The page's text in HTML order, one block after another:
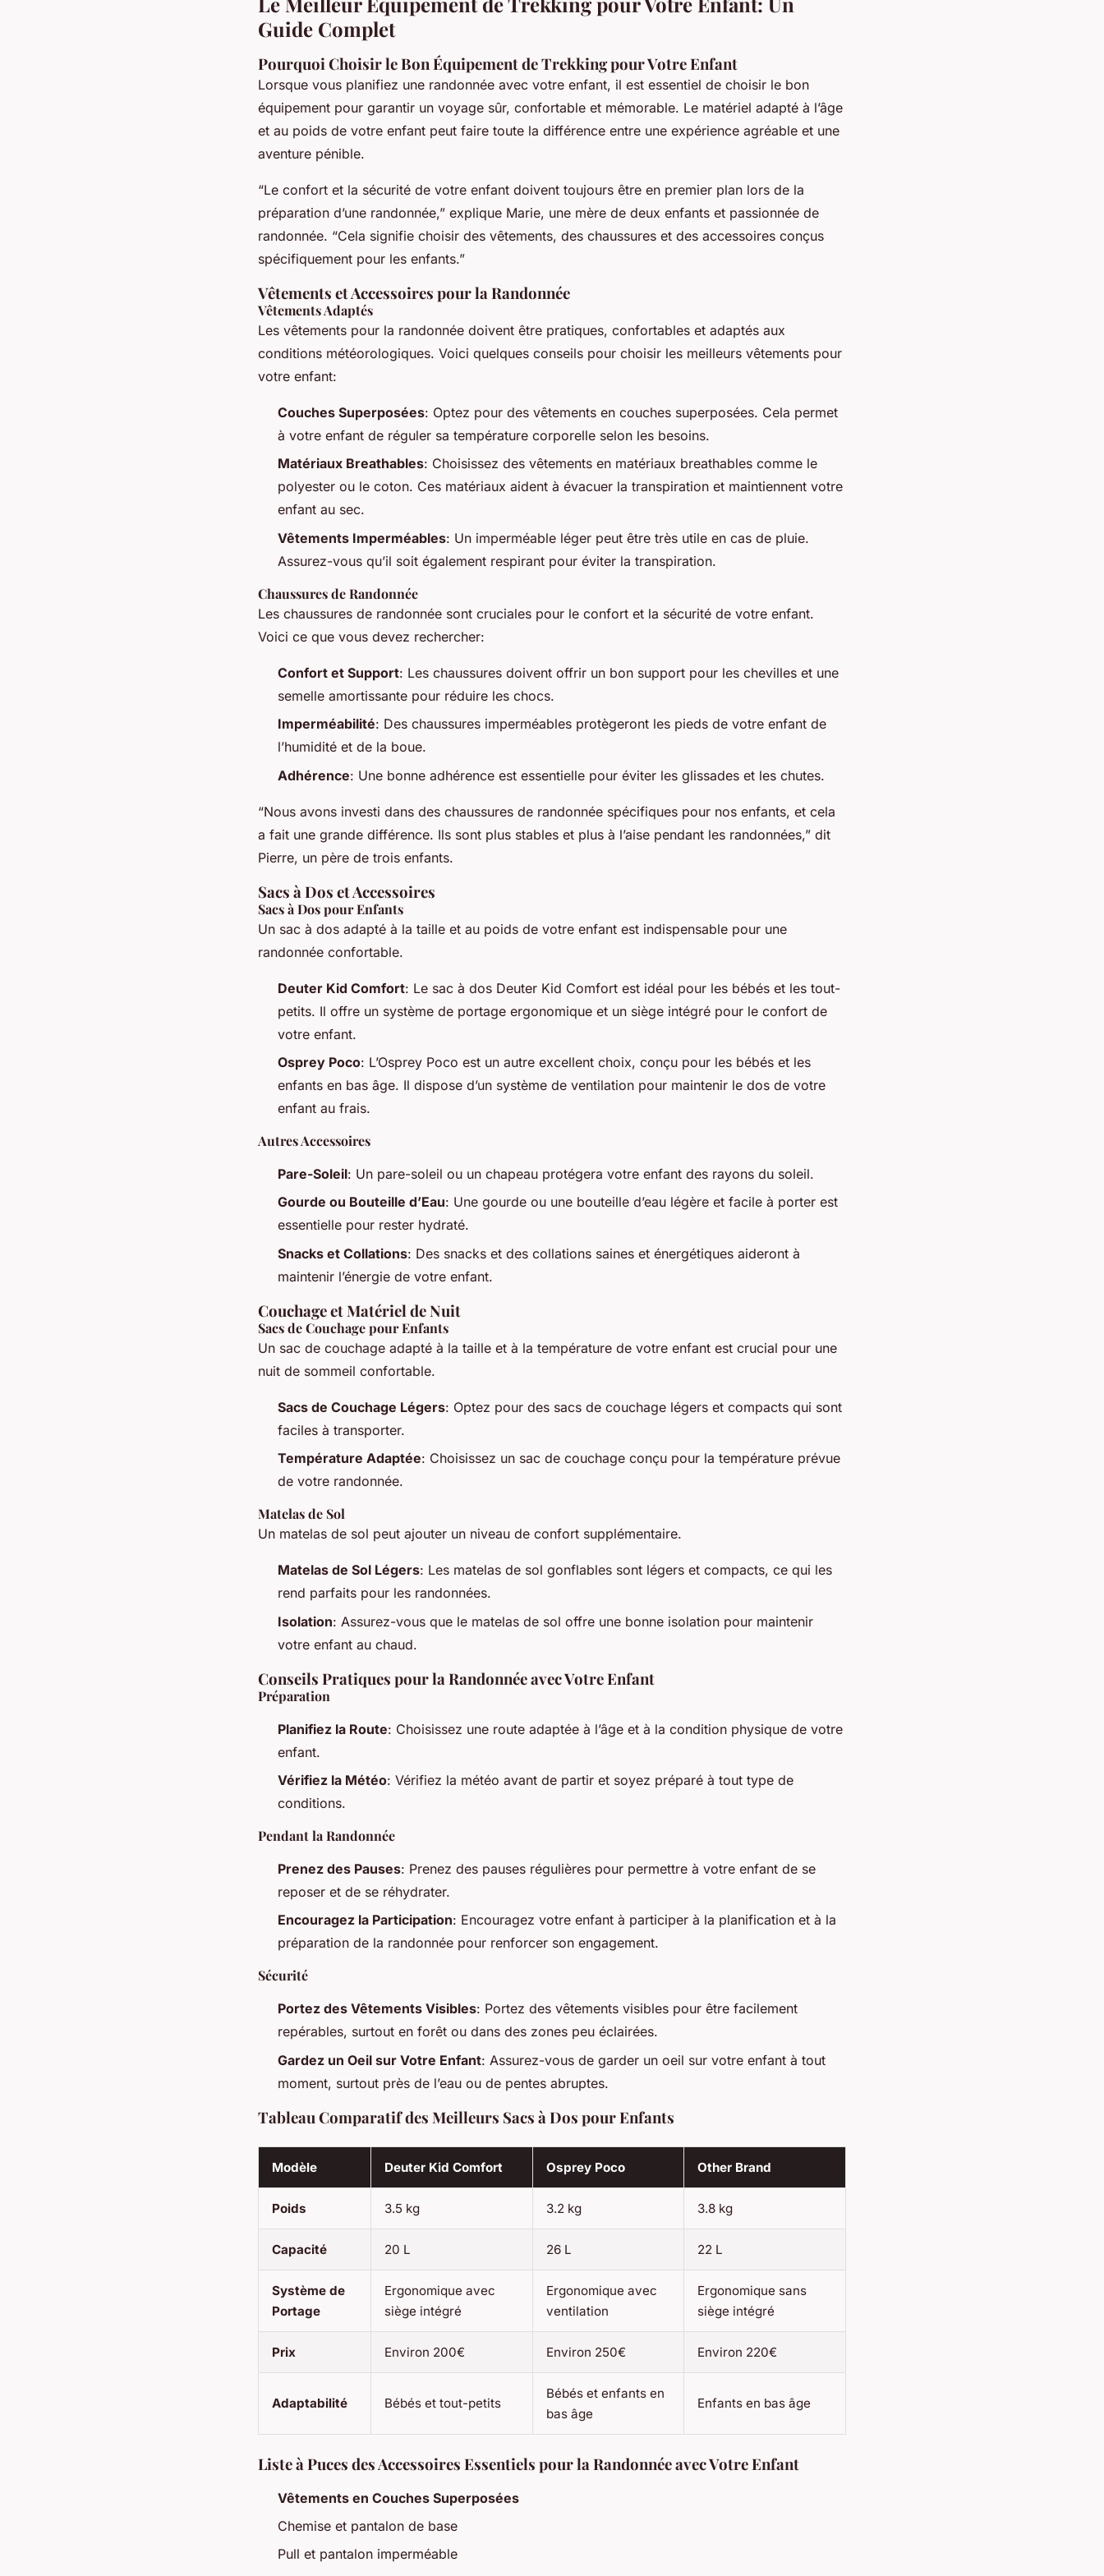
Guide Complet
Pourquoi Choisir le Bon Équipement de Trekking pour Votre Enfant
Lorsque vous planifiez une randonnée avec votre enfant, il est essentiel de choisir le bon
équipement pour garantir un voyage sûr, confortable et mémorable. Le matériel adapté à l’âge
et au poids de votre enfant peut faire toute la différence entre une expérience agréable et une
aventure pénible.
“Le confort et la sécurité de votre enfant doivent toujours être en premier plan lors de la
préparation d’une randonnée,” explique Marie, une mère de deux enfants et passionnée de
randonnée. “Cela signifie choisir des vêtements, des chaussures et des accessoires conçus
spécifiquement pour les enfants.”
Vêtements et Accessoires pour la Randonnée
Vêtements Adaptés
Les vêtements pour la randonnée doivent être pratiques, confortables et adaptés aux
conditions météorologiques. Voici quelques conseils pour choisir les meilleurs vêtements pour
votre enfant:
Couches Superposées: Optez pour des vêtements en couches superposées. Cela permet
à votre enfant de réguler sa température corporelle selon les besoins.
Matériaux Breathables: Choisissez des vêtements en matériaux breathables comme le
polyester ou le coton. Ces matériaux aident à évacuer la transpiration et maintiennent votre
enfant au sec.
Vêtements Imperméables: Un imperméable léger peut être très utile en cas de pluie.
Assurez-vous qu’il soit également respirant pour éviter la transpiration.
Chaussures de Randonnée
Les chaussures de randonnée sont cruciales pour le confort et la sécurité de votre enfant.
Voici ce que vous devez rechercher:
Confort et Support: Les chaussures doivent offrir un bon support pour les chevilles et une
semelle amortissante pour réduire les chocs.
Imperméabilité: Des chaussures imperméables protègeront les pieds de votre enfant de
l’humidité et de la boue.
Adhérence: Une bonne adhérence est essentielle pour éviter les glissades et les chutes.
“Nous avons investi dans des chaussures de randonnée spécifiques pour nos enfants, et cela
a fait une grande différence. Ils sont plus stables et plus à l’aise pendant les randonnées,” dit
Pierre, un père de trois enfants.
Sacs à Dos et Accessoires
Sacs à Dos pour Enfants
Un sac à dos adapté à la taille et au poids de votre enfant est indispensable pour une
randonnée confortable.
Deuter Kid Comfort: Le sac à dos Deuter Kid Comfort est idéal pour les bébés et les tout-
petits. Il offre un système de portage ergonomique et un siège intégré pour le confort de
votre enfant.
Osprey Poco: L’Osprey Poco est un autre excellent choix, conçu pour les bébés et les
enfants en bas âge. Il dispose d’un système de ventilation pour maintenir le dos de votre
enfant au frais.
Autres Accessoires
Pare-Soleil: Un pare-soleil ou un chapeau protégera votre enfant des rayons du soleil.
Gourde ou Bouteille d’Eau: Une gourde ou une bouteille d’eau légère et facile à porter est
essentielle pour rester hydraté.
Snacks et Collations: Des snacks et des collations saines et énergétiques aideront à
maintenir l’énergie de votre enfant.
Couchage et Matériel de Nuit
Sacs de Couchage pour Enfants
Un sac de couchage adapté à la taille et à la température de votre enfant est crucial pour une
nuit de sommeil confortable.
Sacs de Couchage Légers: Optez pour des sacs de couchage légers et compacts qui sont
faciles à transporter.
Température Adaptée: Choisissez un sac de couchage conçu pour la température prévue
de votre randonnée.
Matelas de Sol
Un matelas de sol peut ajouter un niveau de confort supplémentaire.
Matelas de Sol Légers: Les matelas de sol gonflables sont légers et compacts, ce qui les
rend parfaits pour les randonnées.
Isolation: Assurez-vous que le matelas de sol offre une bonne isolation pour maintenir
votre enfant au chaud.
Conseils Pratiques pour la Randonnée avec Votre Enfant
Préparation
Planifiez la Route: Choisissez une route adaptée à l’âge et à la condition physique de votre
enfant.
Vérifiez la Météo: Vérifiez la météo avant de partir et soyez préparé à tout type de
conditions.
Pendant la Randonnée
Prenez des Pauses: Prenez des pauses régulières pour permettre à votre enfant de se
reposer et de se réhydrater.
Encouragez la Participation: Encouragez votre enfant à participer à la planification et à la
préparation de la randonnée pour renforcer son engagement.
Sécurité
Portez des Vêtements Visibles: Portez des vêtements visibles pour être facilement
repérables, surtout en forêt ou dans des zones peu éclairées.
Gardez un Oeil sur Votre Enfant: Assurez-vous de garder un oeil sur votre enfant à tout
moment, surtout près de l’eau ou de pentes abruptes.
Tableau Comparatif des Meilleurs Sacs à Dos pour Enfants
Modèle Deuter Kid Comfort Osprey Poco Other Brand
Poids 3.5 kg 3.2 kg 3.8 kg
Capacité 20 L 26 L 22 L
Système de
Portage
Ergonomique avec
siège intégré
Ergonomique avec
ventilation
Ergonomique sans
siège intégré
Prix Environ 200€ Environ 250€ Environ 220€
Adaptabilité Bébés et tout-petits
Bébés et enfants en
bas âge
Enfants en bas âge
Liste à Puces des Accessoires Essentiels pour la Randonnée avec Votre Enfant
Vêtements en Couches Superposées
Chemise et pantalon de base
Pull et pantalon imperméable